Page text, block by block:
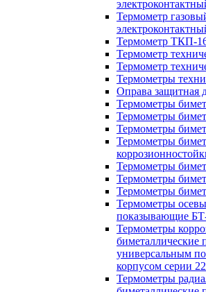
Термометр
Термометр ТКП-
Термометр
Термометр
Термометры
Оправа
Термометры
Термометры
Термометры
Термометры
Термометры
Термометры
Термометры
Термометры
показывающие
Термометры
биметаллические
универсальным
корпусом серии
Термометры